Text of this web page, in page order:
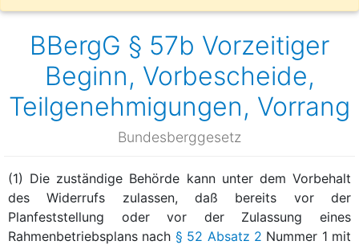
BBergG § 57b Vorzeitiger
Beginn, Vorbescheide,
Teilgenehmigungen, Vorrang
Bundesberggesetz
(1) Die zuständige Behörde kann unter dem Vorbehalt
des Widerrufs zulassen, daß bereits vor der
Planfeststellung oder vor der Zulassung eines
Rahmenbetriebsplans nach § 52 Absatz 2 Nummer 1 mit